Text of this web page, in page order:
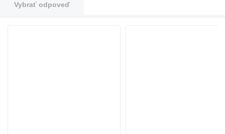
Vybrať odpoveď